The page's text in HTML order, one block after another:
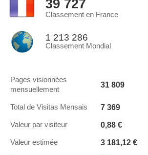
39 727
Classement en France
1 213 286
Classement Mondial
Pages visionnées
mensuellement
31 809
Total de Visitas Mensais 7 369
Valeur par visiteur 0,88 €
Valeur estimée 3 181,12 €